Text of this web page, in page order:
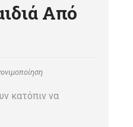
Από
κατόπιν να